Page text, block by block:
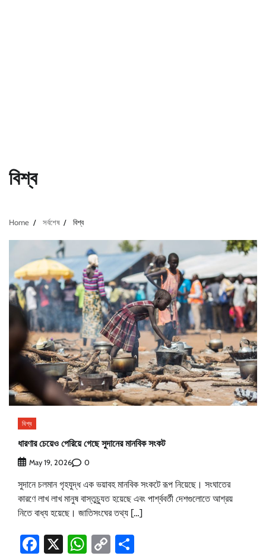
বিশ্ব
Home সর্বশেষ বিশ্ব
বিশ্ব
ধারণার চেয়েও পেরিয়ে গেছে সুদানের মানবিক সংকট
May 19, 2026 0
সুদানে চলমান গৃহযুদ্ধ এক ভয়াবহ মানবিক সংকটে রূপ নিয়েছে। সংঘাতের
কারণে লাখ লাখ মানুষ বাস্তুচ্যুত হয়েছে এবং পার্শ্ববর্তী দেশগুলোতে আশ্রয়
নিতে বাধ্য হয়েছে। জাতিসংঘের তথ্য […]
Facebook
X WhatsApp
Copy